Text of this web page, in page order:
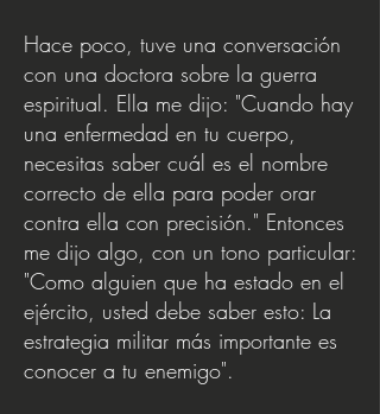
Hace poco, tuve una conversación
con una doctora sobre la guerra
espiritual. Ella me dijo: "Cuando hay
una enfermedad en tu cuerpo,
necesitas saber cuál es el nombre
correcto de ella para poder orar
contra ella con precisión." Entonces
me dijo algo, con un tono particular:
"Como alguien que ha estado en el
ejército, usted debe saber esto: La
estrategia militar más importante es
conocer a tu enemigo".